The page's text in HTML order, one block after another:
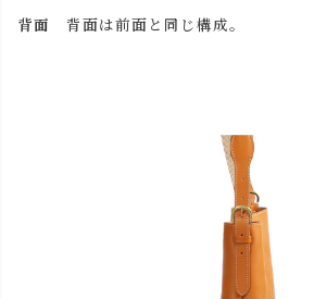
背面 背面は前面と同じ構成。